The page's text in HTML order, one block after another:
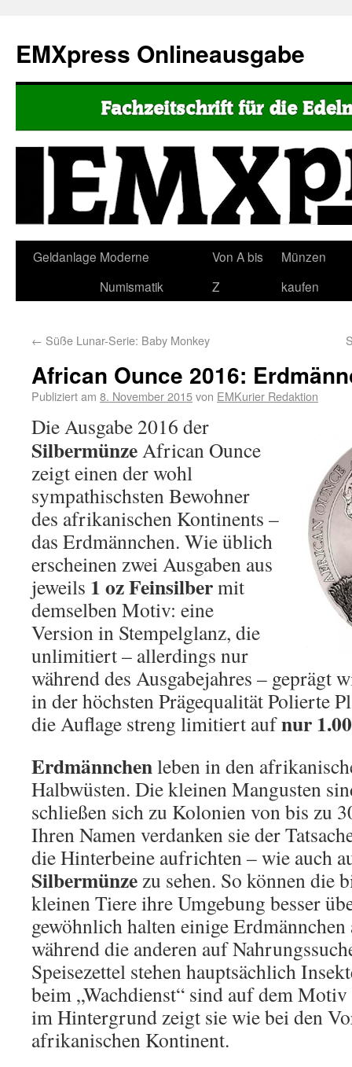
EMXpress Onlineausgabe
Geldanlage Moderne
Numismatik
Von A bis
Z
Münzen
kaufen
← Süße Lunar-Serie: Baby Monkey
African Ounce 2016:
Publiziert am 8. November 2015von EMKurier Redaktion
Die Ausgabe 2016 der
SilbermünzeAfrican Ounce
zeigt einen der wohl
sympathischsten Bewohner
des afrikanischen Kontinents –
das Erdmännchen. Wie üblich
erscheinen zwei Ausgaben aus
jeweils 1 oz Feinsilbermit
demselben Motiv: eine
Version in Stempelglanz, die
unlimitiert – allerdings nur
während des Ausgabejahres – geprägt
in der höchsten Prägequalität Polierte
die Auflage streng limitiert aufnur
Erdmännchenleben in den
Halbwüsten. Die kleinen Mangusten
schließen sich zu Kolonien von bis zu
Ihren Namen verdanken sie der
die Hinterbeine aufrichten – wie auch
Silbermünzezu sehen. So können die
kleinen Tiere ihre Umgebung besser
gewöhnlich halten einige
während die anderen auf
Speisezettel stehen hauptsächlich
beim „Wachdienst“ sind auf dem
im Hintergrund zeigt sie wie bei den
afrikanischen Kontinent.